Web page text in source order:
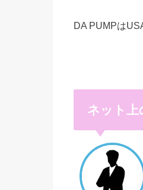
DA PUMPは
ネット上